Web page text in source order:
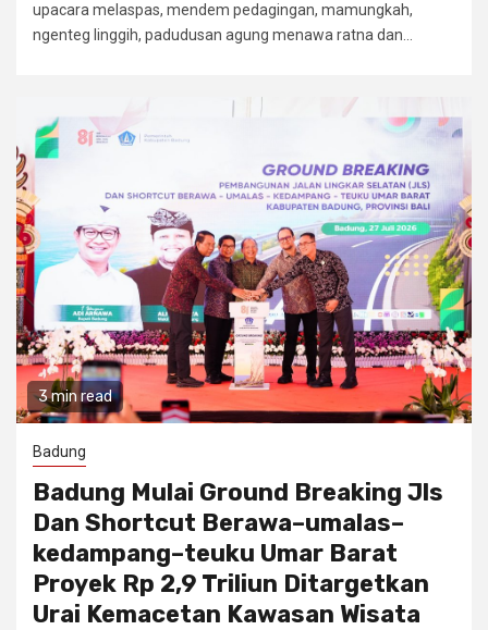
upacara melaspas, mendem pedagingan, mamungkah,
ngenteg linggih, padudusan agung menawa ratna dan...
3 min read
Badung
Badung Mulai Ground Breaking Jls
Dan Shortcut Berawa–umalas–
kedampang–teuku Umar Barat
Proyek Rp 2,9 Triliun Ditargetkan
Urai Kemacetan Kawasan Wisata